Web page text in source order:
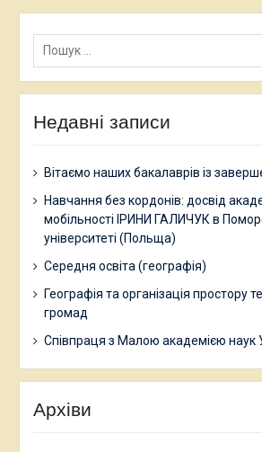
Пошук:
Недавні записи
Вітаємо наших бакалаврів із
Навчання без кордонів: досвід
мобільності ІРИНИ ГАЛИЧУК в
університеті (Польща)
Середня освіта (географія)
Географія та організація простору
громад
Співпраця з Малою академією наук
Архіви